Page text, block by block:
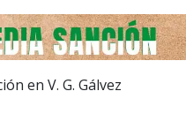
en V. G. Gálvez